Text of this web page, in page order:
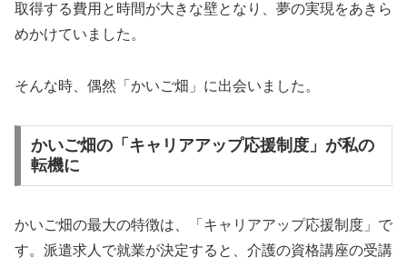
取得する費用と時間が大きな壁となり、夢の実現をあきら
めかけていました。
そんな時、偶然「かいご畑」に出会いました。
かいご畑の「キャリアアップ応援制度」が私の
転機に
かいご畑の最大の特徴は、「キャリアアップ応援制度」で
す。派遣求人で就業が決定すると、介護の資格講座の受講